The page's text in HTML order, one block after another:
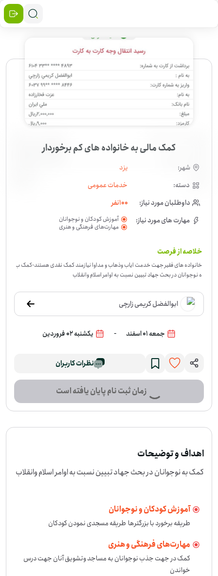
کمک مالی به خانواده های کم برخوردار
شهر:
یزد
دسته:
خدمات عمومی
داوطلبان مورد نیاز:
100نفر
مهارت های مورد نیاز:
آموزش کودکان و نوجوانان
مهارت‌های فرهنگی و هنری
خلاصه از فرصت
خانواده های فقیر جهت خدمت ایاب وذهاب و مداوا نیازمند کمک نقدی هستند-کمک ب
ه نوجوانان در بحث جهاد تبیین نسبت به اوامر اسلام وانقلاب
ابوالفضل کریمی زارچی
جمعه 01 اسفند - یکشنبه 02 فروردین
نظرات کاربران
زمان ثبت نام پایان یافته است
اهداف و توضیحات
کمک به نوجوانان در بحث جهاد تبیین نسبت به اوامر اسلام وانقلاب
آموزش کودکان و نوجوانان
طریقه برخورد با بزرگترها  طریقه مسجدی نمودن کودکان
مهارت‌های فرهنگی و هنری
کمک در جهت جذب نوجوانان به مساجد وتشویق آنان جهت درس
خواندن